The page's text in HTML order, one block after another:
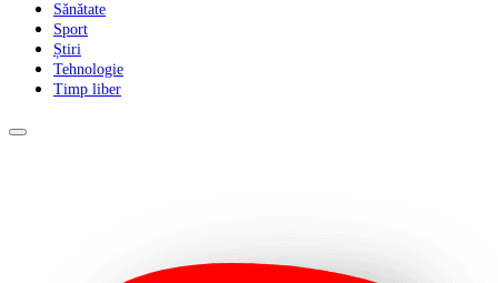
Sănătate
Sport
Știri
Tehnologie
Timp liber